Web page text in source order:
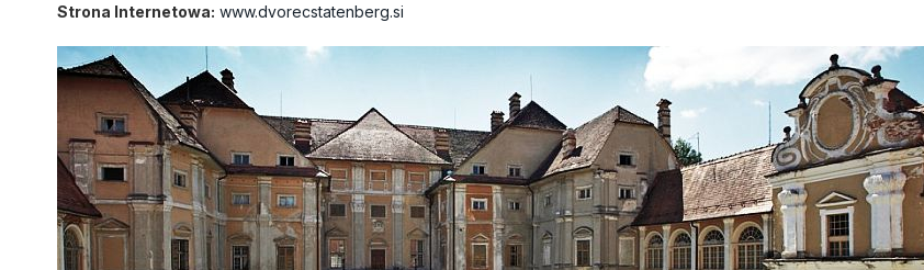
Strona Internetowa: www.dvorecstatenberg.si